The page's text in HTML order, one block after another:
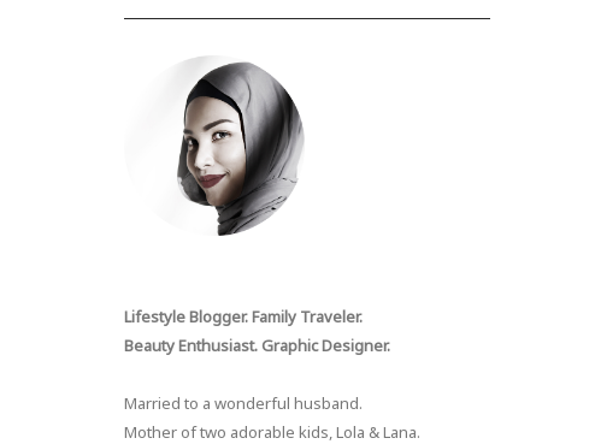
Lifestyle Blogger. Family Traveler.
Beauty Enthusiast. Graphic Designer.
Married to a wonderful husband.
Mother of two adorable kids, Lola & Lana.